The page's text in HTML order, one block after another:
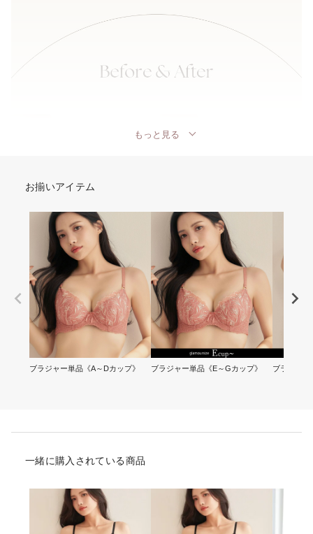
もっと見る
お揃いアイテム
ブラジャー単品《A～Dカップ》 ブラジャー単品《E～Gカップ》 ブラ&ショ
一緒に購入されている商品